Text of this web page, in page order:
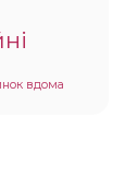
вдома